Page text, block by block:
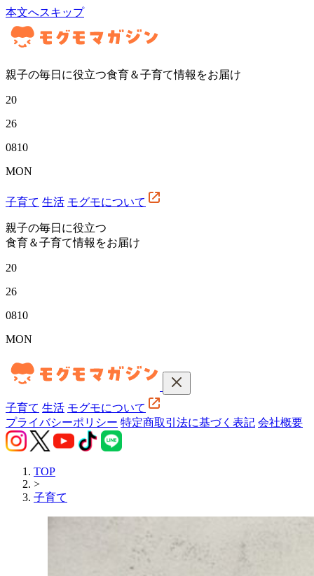
本文へスキップ
親子の毎日に役立つ食育＆子育て情報をお届け
20
26
0810
MON
子育て 生活 モグモについて
親子の毎日に役立つ
食育＆子育て情報をお届け
20
26
0810
MON
子育て 生活 モグモについて
プライバシーポリシー 特定商取引法に基づく表記 会社概要
TOP
>
子育て